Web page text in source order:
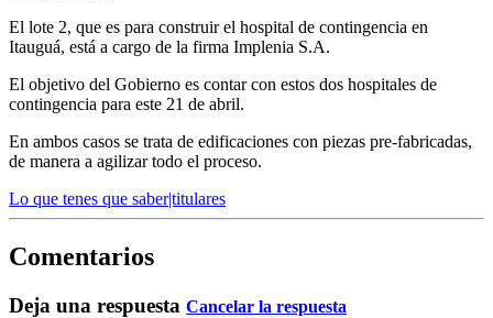
El lote 2, que es para construir el hospital de contingencia en
Itauguá, está a cargo de la firma Implenia S.A.
El objetivo del Gobierno es contar con estos dos hospitales de
contingencia para este 21 de abril.
En ambos casos se trata de edificaciones con piezas pre-fabricadas,
de manera a agilizar todo el proceso.
Lo que tenes que saber|titulares
Comentarios
Deja una respuesta Cancelar la respuesta